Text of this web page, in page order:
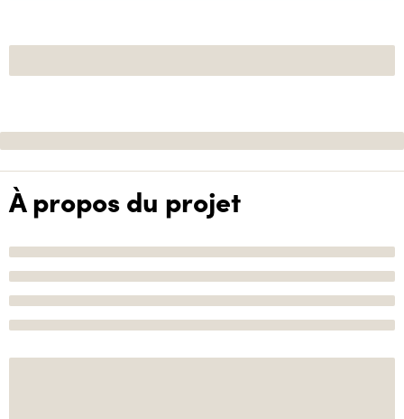
À propos du projet